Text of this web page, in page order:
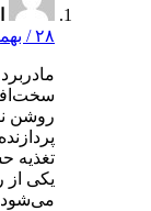
۲۸ / بهمن / ۱۴۰۳ در ۲۲:۳۲
روشن
تغذیه
یکی